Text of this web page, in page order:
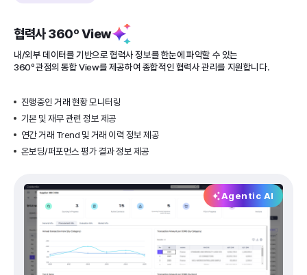
협력사 360º View
내/외부 데이터를 기반으로 협력사 정보를 한눈에 파악할 수 있는
360º 관점의 통합 View를 제공하여 종합적인 협력사 관리를 지원합니다.
진행중인 거래 현황 모니터링
기본 및 재무 관련 정보 제공
연간 거래 Trend 및 거래 이력 정보 제공
온보딩/퍼포먼스 평가 결과 정보 제공
Agentic AI